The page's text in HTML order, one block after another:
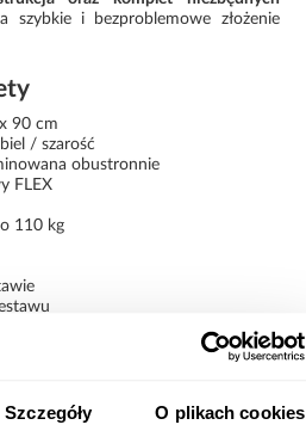
Szczegóły O plikach cookies
szybkie i bezproblemowe złożenie
90 cm
/ szarość
obustronnie
FLEX
110 kg
i estetyki. Solidna konstrukcja,